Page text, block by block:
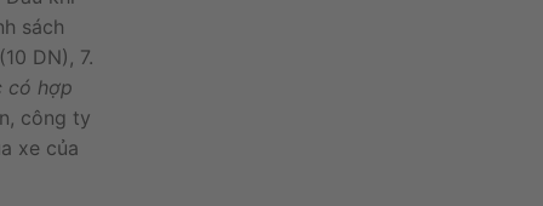
sách
DN), 7.
có hợp
, công ty
xe của